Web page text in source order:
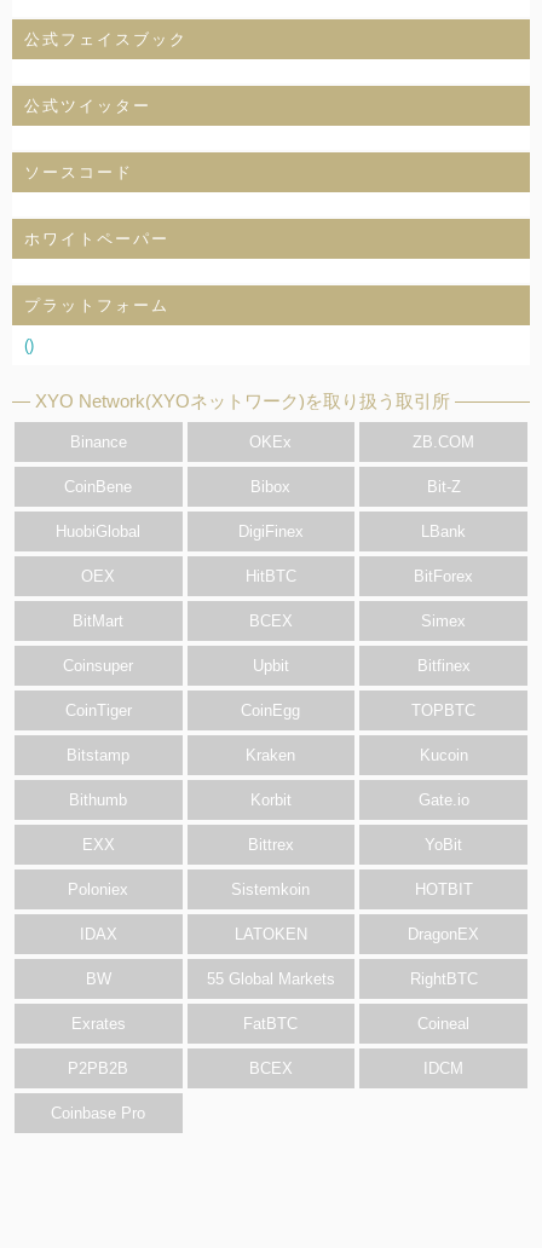
公式フェイスブック
公式ツイッター
ソースコード
ホワイトペーパー
プラットフォーム
()
XYO Network(XYOネットワーク)を取り扱う取引所
Binance OKEx ZB.COM
CoinBene Bibox Bit-Z
HuobiGlobal DigiFinex LBank
OEX HitBTC BitForex
BitMart BCEX Simex
Coinsuper Upbit Bitfinex
CoinTiger CoinEgg TOPBTC
Bitstamp Kraken Kucoin
Bithumb Korbit Gate.io
EXX Bittrex YoBit
Poloniex Sistemkoin HOTBIT
IDAX LATOKEN DragonEX
BW 55 Global Markets RightBTC
Exrates FatBTC Coineal
P2PB2B BCEX IDCM
Coinbase Pro